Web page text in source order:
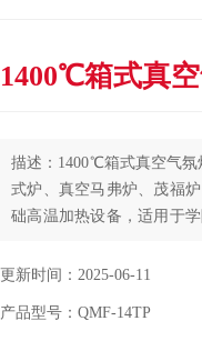
1400℃箱式真
描述：1400℃箱式真空气
式炉、真空马弗炉、茂福
础高温加热设备，适用于
式真空气氛炉采用整体密
温；加热元件采用硅碳棒
更新时间：2025-06-11
产品型号：QMF-14TP